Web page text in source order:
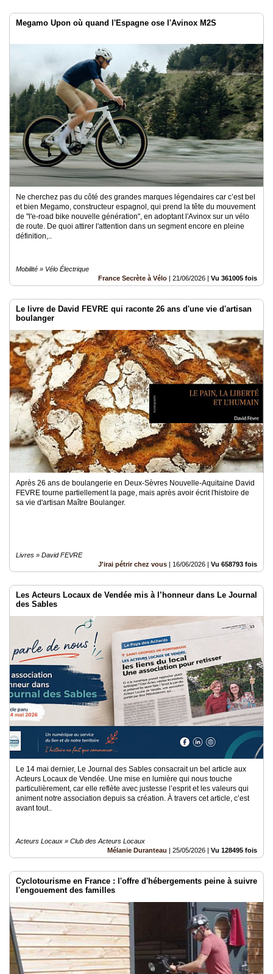
Megamo Upon où quand l'Espagne ose l'Avinox M2S
Ne cherchez pas du côté des grandes marques légendaires car c’est bel
et bien Megamo, constructeur espagnol, qui prend la tête du mouvement
de "l'e-road bike nouvelle génération", en adoptant l'Avinox sur un vélo
de route. De quoi attirer l'attention dans un segment encore en pleine
définition,..
Mobilité » Vélo Électrique
France Secrète à Vélo | 21/06/2026 | Vu 361005 fois
Le livre de David FEVRE qui raconte 26 ans d'une vie d'artisan
boulanger
Après 26 ans de boulangerie en Deux-Sèvres Nouvelle-Aquitaine David
FEVRE tourne partiellement la page, mais après avoir écrit l'histoire de
sa vie d'artisan Maître Boulanger.
Livres » David FEVRE
J'irai pétrir chez vous | 16/06/2026 | Vu 658793 fois
Les Acteurs Locaux de Vendée mis à l’honneur dans Le Journal
des Sables
Le 14 mai dernier, Le Journal des Sables consacrait un bel article aux
Acteurs Locaux de Vendée. Une mise en lumière qui nous touche
particulièrement, car elle reflète avec justesse l’esprit et les valeurs qui
animent notre association depuis sa création. À travers cet article, c’est
avant tout..
Acteurs Locaux » Club des Acteurs Locaux
Mélanie Duranteau | 25/05/2026 | Vu 128495 fois
Cyclotourisme en France : l'offre d'hébergements peine à suivre
l'engouement des familles